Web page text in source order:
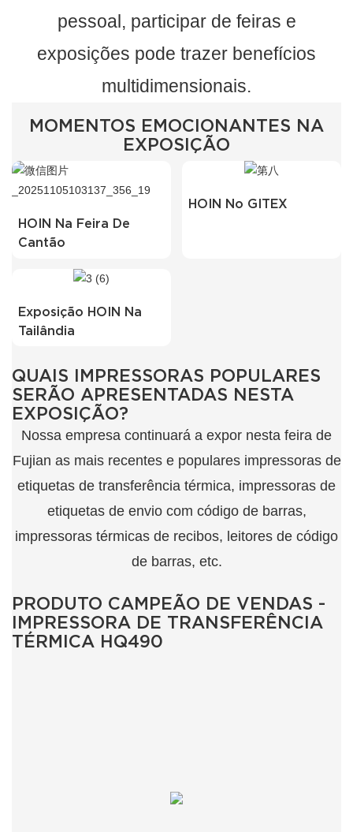
pessoal, participar de feiras e
exposições pode trazer benefícios
multidimensionais.
MOMENTOS EMOCIONANTES NA
EXPOSIÇÃO
HOIN Na Feira De
Cantão
HOIN No GITEX
Exposição HOIN Na
Tailândia
QUAIS IMPRESSORAS POPULARES
SERÃO APRESENTADAS NESTA
EXPOSIÇÃO?
Nossa empresa continuará a expor nesta feira de
Fujian as mais recentes e populares impressoras de
etiquetas de transferência térmica, impressoras de
etiquetas de envio com código de barras,
impressoras térmicas de recibos, leitores de código
de barras, etc.
PRODUTO CAMPEÃO DE VENDAS -
IMPRESSORA DE TRANSFERÊNCIA
TÉRMICA HQ490